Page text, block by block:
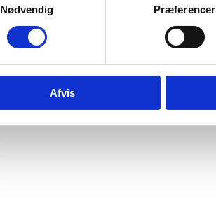
Nødvendig
Præferencer
Afvis
Vægt